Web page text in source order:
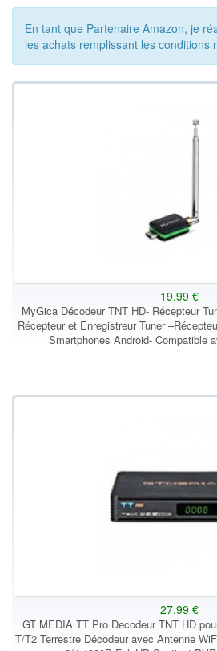
En tant que Partenaire Amazon, je
les achats remplissant les conditions
19.99 €
MyGica Décodeur TNT HD- Récepteur
Récepteur et Enregistreur Tuner
Smartphones Android- Compatible
27.99 €
GT MEDIA TT Pro Decodeur TNT HD
T/T2 Terrestre Décodeur avec Antenne